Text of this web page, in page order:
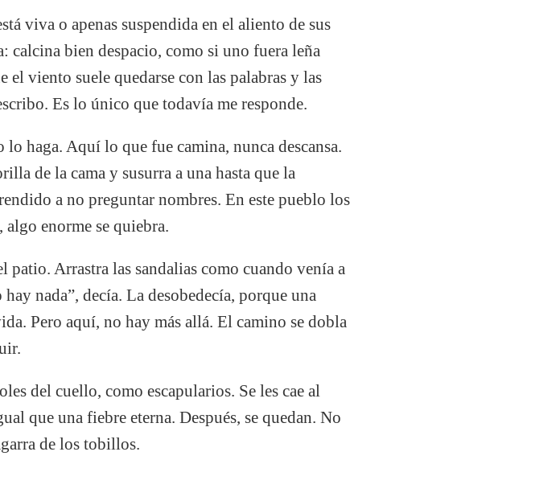
viva o apenas suspendida en el aliento de sus
bien despacio, como si uno fuera leña
el viento suele quedarse con las palabras y las
Es lo único que todavía me responde.
haga. Aquí lo que fue camina, nunca descansa.
de la cama y susurra a una hasta que la
a no preguntar nombres. En este pueblo los
algo enorme se quiebra.
patio. Arrastra las sandalias como cuando venía a
nada”, decía. La desobedecía, porque una
Pero aquí, no hay más allá. El camino se dobla
del cuello, como escapularios. Se les cae al
que una fiebre eterna. Después, se quedan. No
de los tobillos.